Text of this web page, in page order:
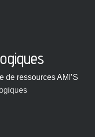
de ressources AMI’S